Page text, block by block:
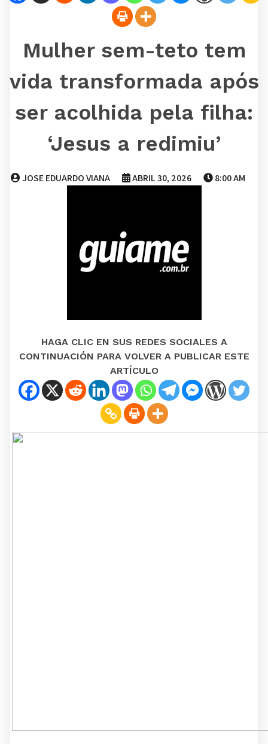
Mulher sem-teto tem
vida transformada após
ser acolhida pela filha:
‘Jesus a redimiu’
JOSE EDUARDO VIANA ABRIL 30, 2026 8:00 AM
HAGA CLIC EN SUS REDES SOCIALES A
CONTINUACIÓN PARA VOLVER A PUBLICAR ESTE
ARTÍCULO